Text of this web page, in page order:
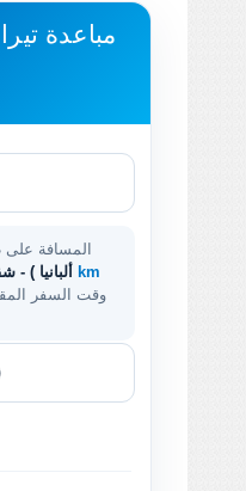
مباعدة
المسافة
ألبانيا ) - 94 km
. وقت السفر